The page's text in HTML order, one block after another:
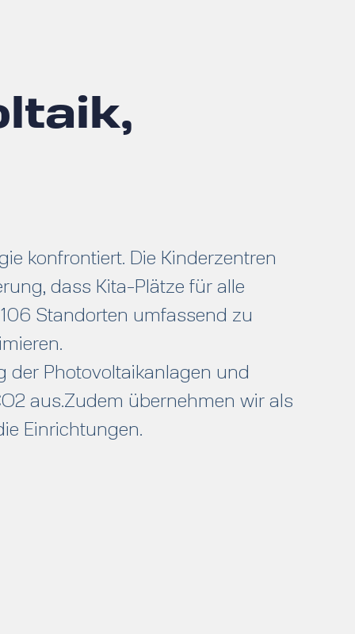
konfrontiert. Die Kinderzentren
dass Kita-Plätze für alle
Standorten umfassend zu
der Photovoltaikanlagen und
aus.Zudem übernehmen wir als
Einrichtungen.